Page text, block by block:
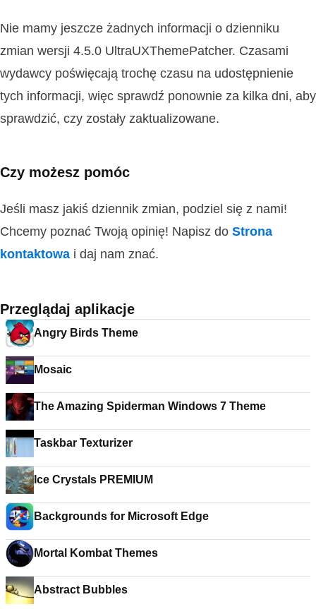
Nie mamy jeszcze żadnych informacji o dzienniku
zmian wersji 4.5.0 UltraUXThemePatcher. Czasami
wydawcy poświęcają trochę czasu na udostępnienie
tych informacji, więc sprawdź ponownie za kilka dni, aby
sprawdzić, czy zostały zaktualizowane.
Czy możesz pomóc
Jeśli masz jakiś dziennik zmian, podziel się z nami!
Chcemy poznać Twoją opinię! Napisz do Strona
kontaktowa i daj nam znać.
Przeglądaj aplikacje
Angry Birds Theme
Mosaic
The Amazing Spiderman Windows 7 Theme
Taskbar Texturizer
Ice Crystals PREMIUM
Backgrounds for Microsoft Edge
Mortal Kombat Themes
Abstract Bubbles